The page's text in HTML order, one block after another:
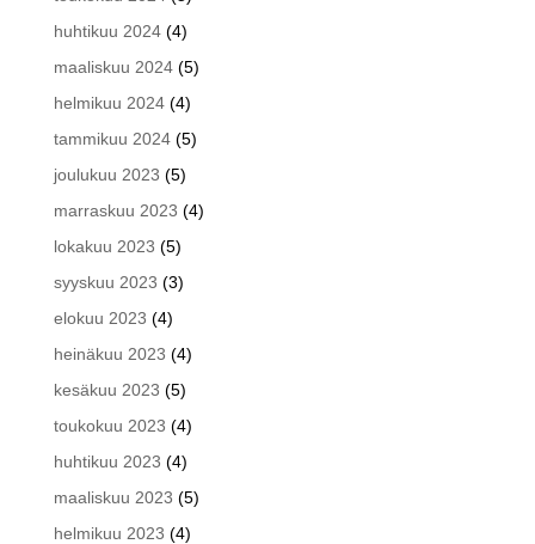
huhtikuu 2024(4)
maaliskuu 2024(5)
helmikuu 2024(4)
tammikuu 2024(5)
joulukuu 2023 (5)
marraskuu 2023 (4)
lokakuu 2023 (5)
syyskuu 2023 (3)
elokuu 2023 (4)
heinäkuu 2023 (4)
kesäkuu 2023 (5)
toukokuu 2023 (4)
huhtikuu 2023 (4)
maaliskuu 2023 (5)
helmikuu 2023 (4)